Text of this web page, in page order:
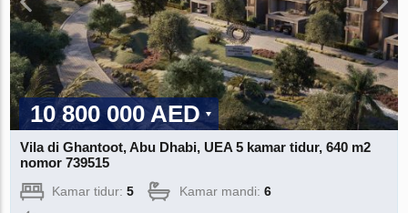
10 800 000 AED
Vila di Ghantoot, Abu Dhabi, UEA 5 kamar tidur, 640 m2
nomor 739515
Kamar tidur:5 Kamar mandi:6